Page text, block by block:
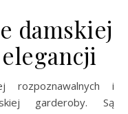
damskiej
garderoby. Są